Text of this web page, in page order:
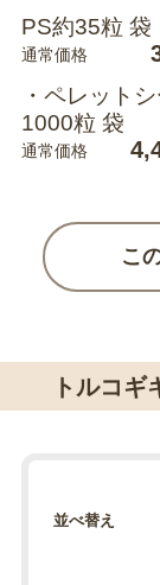
PS約35粒 袋
通常価格
・ペレット
1000粒 袋
通常価格
こ
トルコ
並べ替え